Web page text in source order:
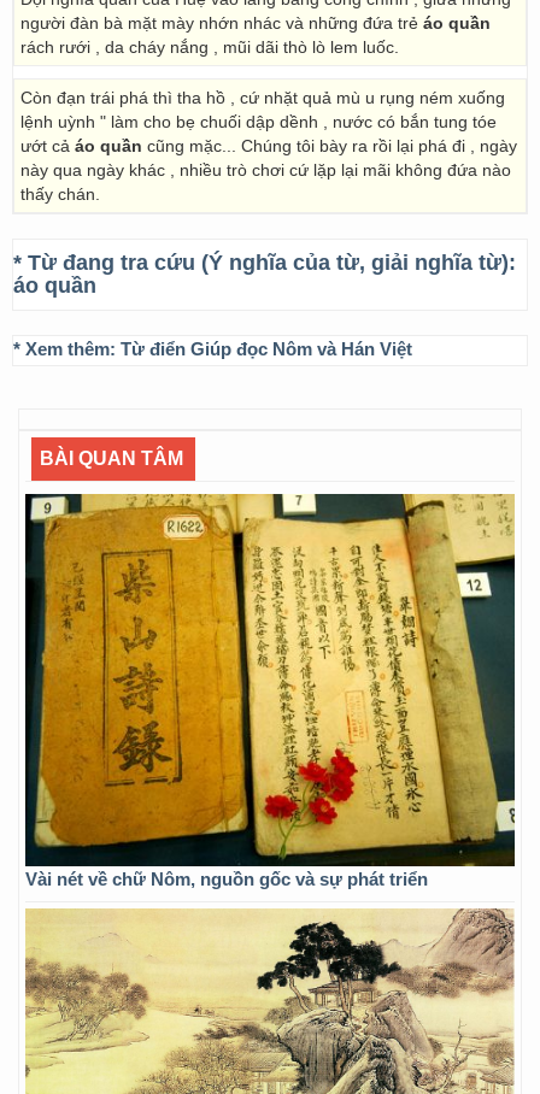
người đàn bà mặt mày nhớn nhác và những đứa trẻ áo quần
rách rưới , da cháy nắng , mũi dãi thò lò lem luốc.
Còn đạn trái phá thì tha hồ , cứ nhặt quả mù u rụng ném xuống
lệnh uỳnh " làm cho bẹ chuối dập dềnh , nước có bắn tung tóe
ướt cả áo quần cũng mặc... Chúng tôi bày ra rồi lại phá đi , ngày
này qua ngày khác , nhiều trò chơi cứ lặp lại mãi không đứa nào
thấy chán.
* Từ đang tra cứu (Ý nghĩa của từ, giải nghĩa từ):
áo quần
* Xem thêm: Từ điển Giúp đọc Nôm và Hán Việt
BÀI QUAN TÂM
Vài nét về chữ Nôm, nguồn gốc và sự phát triển